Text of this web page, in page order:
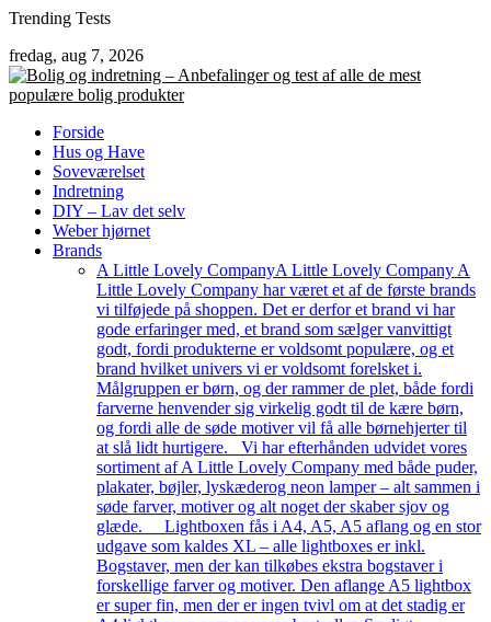
Skip
content
Trending Tests
fredag, aug 7, 2026
Forside
Hus og Have
Soveværelset
Indretning
DIY – Lav det selv
Weber hjørnet
Brands
A Little Lovely CompanyA Little Lovely Company A
Little Lovely Company har været et af de første brands
vi tilføjede på shoppen. Det er derfor et brand vi har
gode erfaringer med, et brand som sælger vanvittigt
godt, fordi produkterne er voldsomt populære, og et
brand hvilket univers vi er voldsomt forelsket i.
Målgruppen er børn, og der rammer de plet, både fordi
farverne henvender sig virkelig godt til de kære børn,
og fordi alle de søde motiver vil få alle børnehjerter til
at slå lidt hurtigere. Vi har efterhånden udvidet vores
sortiment af A Little Lovely Company med både puder,
plakater, bøjler, lyskæderog neon lamper – alt sammen i
søde farver, motiver og alt noget der skaber sjov og
glæde. Lightboxen fås i A4, A5, A5 aflang og en stor
udgave som kaldes XL – alle lightboxes er inkl.
Bogstaver, men der kan tilkøbes ekstra bogstaver i
forskellige farver og motiver. Den aflange A5 lightbox
er super fin, men der er ingen tvivl om at det stadig er